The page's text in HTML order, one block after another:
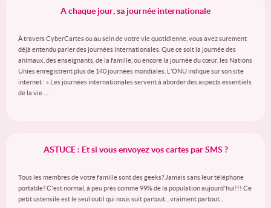
A chaque jour, sa journée internationale
À travers CyberCartes ou au sein de votre vie quotidienne, vous avez surement
déjà entendu parler des journées internationales. Que ce soit la journée des
animaux, des enseignants, de la famille, ou encore la journée du cœur, les Nations
Unies enregistrent plus de 140 journées mondiales. L’ONU indique sur son site
internet : « Les journées internationales servent à aborder des aspects essentiels
de la vie …
ASTUCE : Et si vous envoyez vos cartes par SMS ?
Tous les membres de votre famille sont des geeks? Jamais sans leur téléphone
portable? C'est normal, à peu près comme 99% de la population aujourd'hui!!! Ce
petit ustensile est le seul outil qui nous suit partout... vraiment partout...